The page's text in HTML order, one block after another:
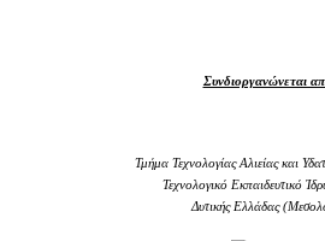
Συνδιοργανώνεται
Τμήμα Τεχνολογίας Αλιείας και
Τεχνολογικό Εκπαιδευτικό
Δυτικής Ελλάδας